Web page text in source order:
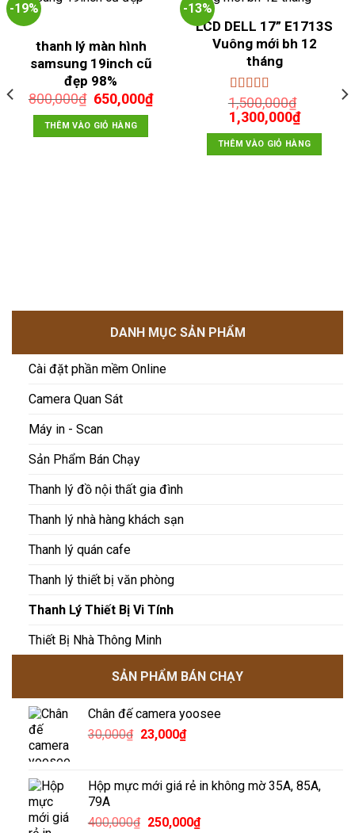
-19%
thanh lý màn hình
samsung 19inch cũ
đẹp 98%
800,000₫ Giá
gốc
là:
800,000₫.
650,000₫Giá
hiện
650,000₫.
THÊM VÀO GIỎ HÀNG
-13%
LCD DELL 17” E1713S
Vuông mới bh 12
tháng
Được xếp
hạng5.005
sao
1,500,000₫
Giá
gốc
là:
1,500,000₫.
1,300,000₫Giá
hiện
tại
là:
THÊM VÀO GIỎ HÀNG
DANH MỤC SẢN PHẨM
Cài đặt phần mềm Online
Camera Quan Sát
Máy in - Scan
Sản Phẩm Bán Chạy
Thanh lý đồ nội thất gia đình
Thanh lý nhà hàng khách sạn
Thanh lý quán cafe
Thanh lý thiết bị văn phòng
Thanh Lý Thiết Bị Vi Tính
Thiết Bị Nhà Thông Minh
SẢN PHẨM BÁN CHẠY
Chân đế camera yoosee
30,000₫ Giá
30,000₫.
23,000₫Giá
là:
Hộp mực mới giá rẻ in không mờ 35A, 85A,
79A
400,000₫ Giá
250,000₫Giá